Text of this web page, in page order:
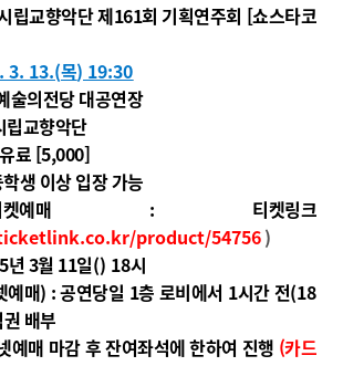
립교향악단 제161회 기획연주회 [쇼스타코
3. 13.(목) 19:30
술의전당 대공연장
립교향악단
료 [5,000]
생 이상 입장 가능
켓예매 : 티켓링크
product/54756)
년 3월 11일() 18시
예매) : 공연당일 1층 로비에서 1시간 전(18
배부
예매 마감 후 잔여좌석에 한하여 진행 (카드